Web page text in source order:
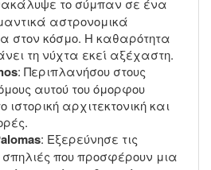
το σύμπαν σε ένα
αστρονομικά
στον κόσμο. Η καθαρότητα
τη νύχτα εκεί αξέχαστη.
: Περιπλανήσου στους
αυτού του όμορφου
αρχιτεκτονική και
: Εξερεύνησε τις
που προσφέρουν μια